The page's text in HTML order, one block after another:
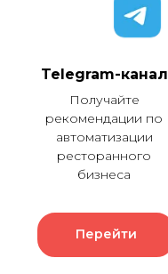
Telegram-канал
Получайте
рекомендации по
автоматизации
ресторанного
бизнеса
Перейти